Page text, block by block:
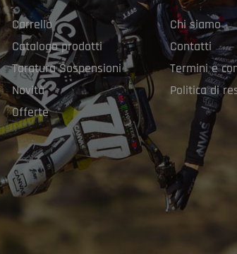
Carrello
Catalogo prodotti
Taratura Sospensioni
Novità
Offerte
Chi siamo
Contatti
Termini e
Politica di